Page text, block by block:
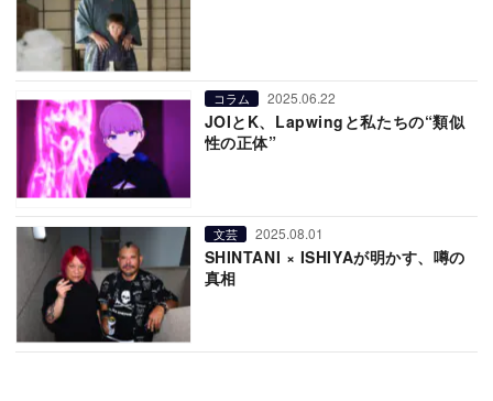
コラム 2025.06.22
JOIとK、Lapwingと私たちの“類似
性の正体”
文芸 2025.08.01
SHINTANI × ISHIYAが明かす、噂の
真相